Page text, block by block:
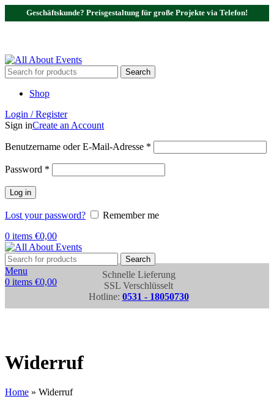
Geschäftskunde? Preisgestaltung für große Projekte via Telefon!
Search
Shop
Login / Register
Sign inCreate an Account
Benutzername oder E-Mail-Adresse *
Password *
Log in
Lost your password?
Remember me
0 items €0,00
Search
Menu
0 items €0,00
Schnelle Lieferung
SSL Verschlüsselt
Hotline: 0531 - 18050730
Widerruf
Home » Widerruf